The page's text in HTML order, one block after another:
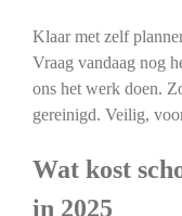
Klaar met zelf
Vraag vandaag nog
ons het werk doen.
gereinigd. Veilig,
Wat kost
in 2025